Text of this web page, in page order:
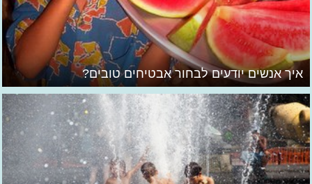
איך אנשים יודעים לבחור אבטיחים טובים?